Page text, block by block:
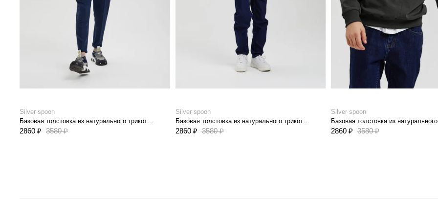
Silver spoon
2860 ₽ 3580 ₽
Silver spoon
Базовая толстовка из натурального трикотажа french terry
2860 ₽ 3580 ₽
Silver spoon
2860 ₽ 3580 ₽